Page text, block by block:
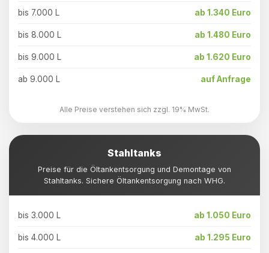
bis 7.000 L ab 1.340 Euro
bis 8.000 L ab 1.480 Euro
bis 9.000 L ab 1.620 Euro
ab 9.000 L auf Anfrage
Alle Preise verstehen sich zzgl. 19% MwSt.
Stahltanks
Preise für die Öltankentsorgung und Demontage von
Stahltanks. Sichere Öltankentsorgung nach WHG.
bis 3.000 L ab 1.050 Euro
bis 4.000 L ab 1.295 Euro